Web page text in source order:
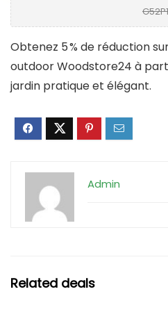
G52P1
Obtenez 5 % de réduction
outdoor Woodstore24 à
jardin pratique et élégant.
Admin
Related deals